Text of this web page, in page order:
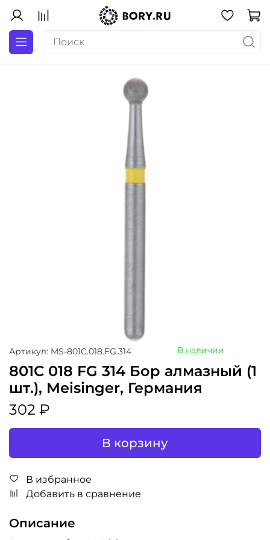
Артикул: MS-801C.018.FG.314 В наличии
801C 018 FG 314 Бор алмазный (1
шт.), Meisinger, Германия
302 ₽
В корзину
В избранное
Добавить в сравнение
Описание